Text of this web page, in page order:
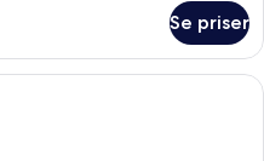
Se priser
Ett hotellrum med en soffa, en säng,